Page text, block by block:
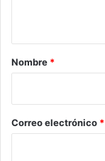
r
*
Nombre *
Correo electrónico *